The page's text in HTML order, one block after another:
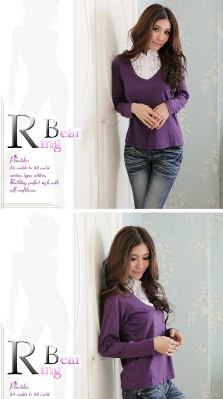
１．透過由恩沛科技股份有限公司提供之「AFTEE先享後付」服務完成之交
易，需依本服務之必要範圍內提供個人資料，並將交易相關給付款項請求債
２．關於個人資料處理事宜，請瀏覽以下網址：
３．未成年的使用者請事先徵得法定代理人或監護人之同意方可使用
「AFTEE先享後付」，若未經同意申辦者引起之損失，本公司不負相關責
４．使用「AFTEE先享後付」時，將依據個別帳號之用戶狀況，依本公司即
時審查核予不同之上限額度；若仍有額度不足之情形，本公司將視審查結果
５．嚴禁一人註冊多個帳號或使用他人資訊註冊。若發現惡意使用之情形，
恩沛科技股份有限公司將有權停止該用戶之使用額度並採取法律行動。
每筆NT$100，滿NT$1,000(含以上)免運費